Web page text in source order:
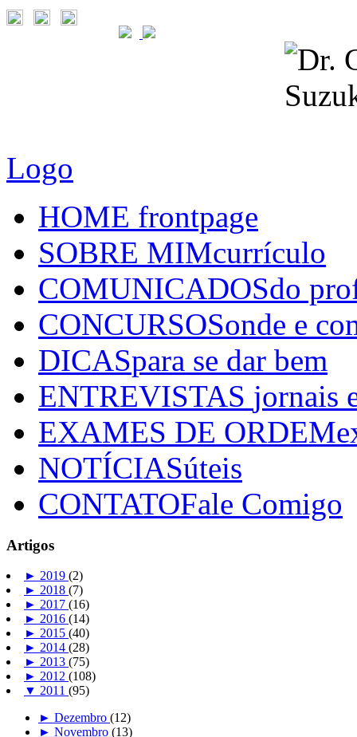
Logo
HOME frontpage
SOBRE MIMcurrículo
COMUNICADOSdo
CONCURSOSonde e
DICASpara se dar bem
ENTREVISTAS jornais
EXAMES DE ORDEM
NOTÍCIASúteis
CONTATOFale Comigo
Artigos
► 2019 (2)
► 2018 (7)
► 2017 (16)
► 2016 (14)
► 2015 (40)
► 2014 (28)
► 2013 (75)
► 2012 (108)
▼ 2011 (95)
► Dezembro (12)
► Novembro (13)